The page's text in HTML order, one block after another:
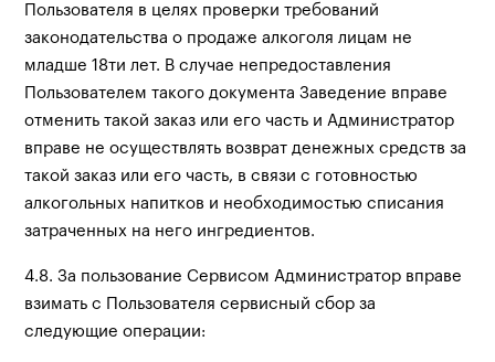
Пользователя в целях проверки требований
законодательства о продаже алкоголя лицам не
младше 18ти лет. В случае непредоставления
Пользователем такого документа Заведение вправе
отменить такой заказ или его часть и Администратор
вправе не осуществлять возврат денежных средств за
такой заказ или его часть, в связи с готовностью
алкогольных напитков и необходимостью списания
затраченных на него ингредиентов.
4.8. За пользование Сервисом Администратор вправе
взимать с Пользователя сервисный сбор за
следующие операции: